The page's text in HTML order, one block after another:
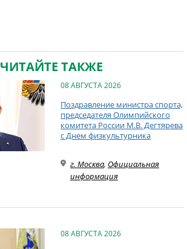
ЧИТАЙТЕ ТАКЖЕ
08 АВГУСТА 2026
Поздравление министра спорта,
председателя Олимпийского
комитета России М.В. Дегтярева
с Днем физкультурника
г. Москва, Официальная
информация
08 АВГУСТА 2026